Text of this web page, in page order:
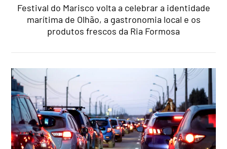
Festival do Marisco volta a celebrar a identidade
marítima de Olhão, a gastronomia local e os
produtos frescos da Ria Formosa